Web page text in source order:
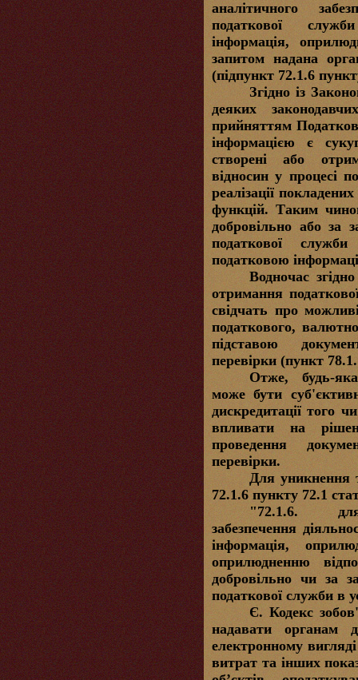
аналітичного
податкової
інформація,
запитом надана
(підпункт 72.1.6
Згідно із
деяких
прийняттям
інформацією є
створені або
відносин у процесі
реалізації
функцій. Таким
добровільно або за
податкової
податковою
Водночас
отримання
свідчать про
податкового,
підставою
перевірки (пункт
Отже, будь-
може бути
дискредитації того
впливати на
проведення
перевірки.
Для уникнення
72.1.6 пункту 72.1
"72.1.6. для
забезпечення
інформація,
оприлюдненню
добровільно чи за
податкової служби в
Є.Кодекс
надавати органам
електронному вигляді
витрат та інших